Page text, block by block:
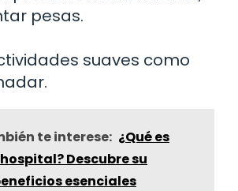
pesas.
suaves como
te interese: ¿Qué es
Descubre su
esenciales